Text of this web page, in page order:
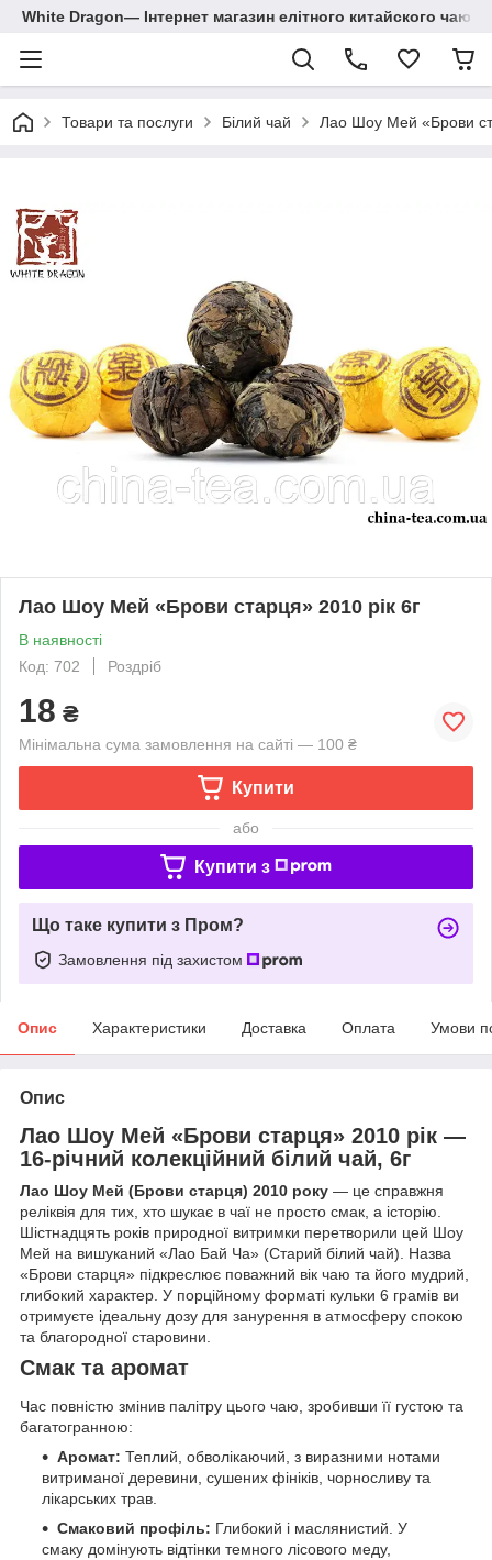
White Dragon― Інтернет магазин елітного китайского чаю.
Товари та послуги Білий чай Лао Шоу Мей «Брови
Лао Шоу Мей «Брови старця» 2010 рік 6г
В наявності
Код: 702
Роздріб
18 ₴
Мінімальна сума замовлення на сайті — 100 ₴
Купити
або
Купити з
Що таке купити з Пром?
Замовлення під захистом
Опис Характеристики Доставка Оплата Умови
Опис
Лао Шоу Мей «Брови старця» 2010 рік —
16-річний колекційний білий чай, 6г
Лао Шоу Мей (Брови старця) 2010 року — це справжня
реліквія для тих, хто шукає в чаї не просто смак, а історію.
Шістнадцять років природної витримки перетворили цей Шоу
Мей на вишуканий «Лао Бай Ча» (Старий білий чай). Назва
«Брови старця» підкреслює поважний вік чаю та його мудрий,
глибокий характер. У порційному форматі кульки 6 грамів ви
отримуєте ідеальну дозу для занурення в атмосферу спокою
та благородної старовини.
Смак та аромат
Час повністю змінив палітру цього чаю, зробивши її густою та
багатогранною:
Аромат: Теплий, обволікаючий, з виразними нотами
витриманої деревини, сушених фініків, чорносливу та
лікарських трав.
Смаковий профіль: Глибокий і маслянистий. У
смаку домінують відтінки темного лісового меду,